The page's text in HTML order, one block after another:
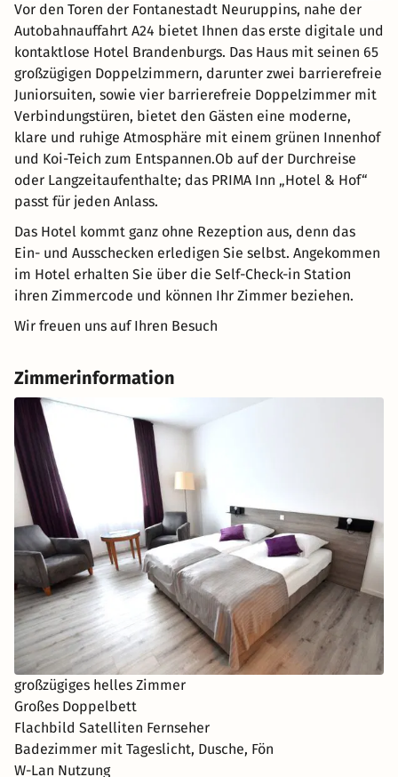
Vor den Toren der Fontanestadt Neuruppins, nahe der
Autobahnauffahrt A24 bietet Ihnen das erste digitale und
kontaktlose Hotel Brandenburgs. Das Haus mit seinen 65
großzügigen Doppelzimmern, darunter zwei barrierefreie
Juniorsuiten, sowie vier barrierefreie Doppelzimmer mit
Verbindungstüren, bietet den Gästen eine moderne,
klare und ruhige Atmosphäre mit einem grünen Innenhof
und Koi-Teich zum Entspannen.Ob auf der Durchreise
oder Langzeitaufenthalte; das PRIMA Inn „Hotel & Hof“
passt für jeden Anlass.
Das Hotel kommt ganz ohne Rezeption aus, denn das
Ein- und Ausschecken erledigen Sie selbst. Angekommen
im Hotel erhalten Sie über die Self-Check-in Station
ihren Zimmercode und können Ihr Zimmer beziehen.
Wir freuen uns auf Ihren Besuch
Zimmerinformation
großzügiges helles Zimmer
Großes Doppelbett
Flachbild Satelliten Fernseher
Badezimmer mit Tageslicht, Dusche, Fön
W-Lan Nutzung